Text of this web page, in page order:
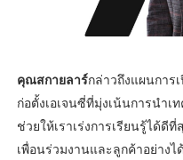
คุณสกายลาร์กล่าวถึงแผนการ
ก่อตั้งเอเจนซี่ที่มุ่งเน้นการนำ
ช่วยให้เราเร่งการเรียนรู้ได้
เพื่อนร่วมงานและลูกค้าอย่าง